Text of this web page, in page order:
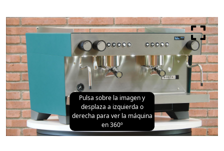
Pulsa sobre la imagen y
desplaza a izquierda o
derecha para ver la máquina
en 360º